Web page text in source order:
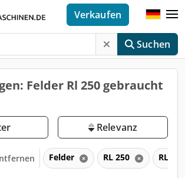
Suchen
Verkaufen
Felder Rl 250 gebraucht
Relevanz
Felder RL 250 RL